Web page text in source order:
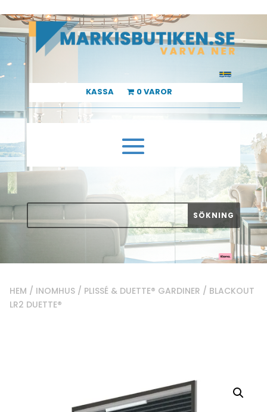
KASSA 0 VAROR
HEM / INOMHUS / PLISSÉ & DUETTE® GARDINER / BLACKOUT
LR2 DUETTE®